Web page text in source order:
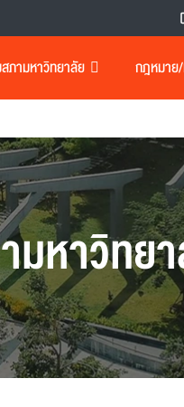
ภามหาวิทยาลัย กฎหมาย/
มหาวิทย